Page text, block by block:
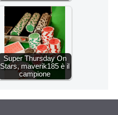
Super Thursday On
Stars, maverik185 è il
campione